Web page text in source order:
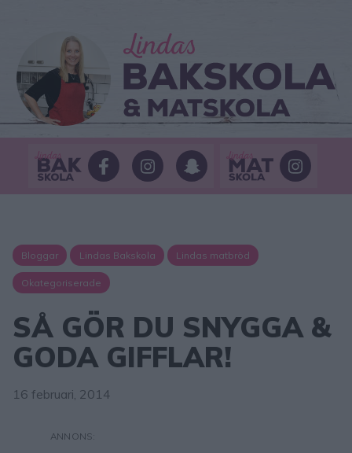
Bloggar Lindas Bakskola Lindas matbröd
Okategoriserade
SÅ GÖR DU SNYGGA &
GODA GIFFLAR!
16 februari, 2014